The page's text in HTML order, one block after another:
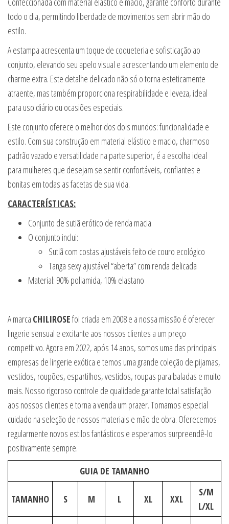
todo o dia, permitindo liberdade de movimentos sem abrir mão do
estilo.
A estampa acrescenta um toque de coqueteria e sofisticação ao
conjunto, elevando seu apelo visual e acrescentando um elemento de
charme extra. Este detalhe delicado não só o torna esteticamente
atraente, mas também proporciona respirabilidade e leveza, ideal
para uso diário ou ocasiões especiais.
Este conjunto oferece o melhor dos dois mundos: funcionalidade e
estilo. Com sua construção em material elástico e macio, charmoso
padrão vazado e versatilidade na parte superior, é a escolha ideal
para mulheres que desejam se sentir confortáveis, confiantes e
bonitas em todas as facetas de sua vida.
CARACTERÍSTICAS:
Conjunto de sutiã erótico de renda macia
O conjunto inclui:
Sutiã com costas ajustáveis feito de couro ecológico
Tanga sexy ajustável “aberta” com renda delicada
Material: 90% poliamida, 10% elastano
A marca CHILIROSEfoi criada em 2008 e a nossa missão é oferecer
lingerie sensual e excitante aos nossos clientes a um preço
competitivo. Agora em 2022, após 14 anos, somos uma das principais
empresas de lingerie exótica e temos uma grande coleção de pijamas,
vestidos, roupões, espartilhos, vestidos, roupas para baladas e muito
mais. Nosso rigoroso controle de qualidade garante total satisfação
aos nossos clientes e torna a venda um prazer. Tomamos especial
cuidado na seleção de nossos materiais e mão de obra. Oferecemos
regularmente novos estilos fantásticos e esperamos surpreendê-lo
positivamente sempre.
GUIA DE TAMANHO
TAMANHO S M L XL XXL
S/M
L/XL